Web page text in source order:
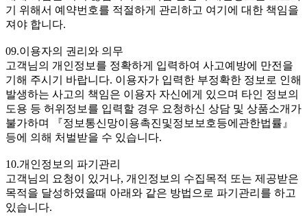
기 위해서 예약번호를 적절하게 관리하고 여기에 대한 책임을
져야 합니다.
09.이용자의 권리와 의무
고객님의 개인정보를 정확하게 입력하여 사고예방에 만전을
기해 주시기 바랍니다. 이용자가 입력한 부정확한 정보로 인해
발생하는 사고의 책임은 이용자 자신에게 있으며 타인 정보의
도용 등 허위정보를 입력할 경우 요청하신 상담 및 상품소개가
불가하며 『정보통신망이용촉진및정보보호등에관한법률』
등에 의해 처벌받을 수 있습니다.
10.개인정보의 파기관리
고객님의 요청이 있거나, 개인정보의 수집목적 또는 제공받은
목적을 달성하였을때 아래와 같은 방법으로 파기관리를 하고
있습니다.